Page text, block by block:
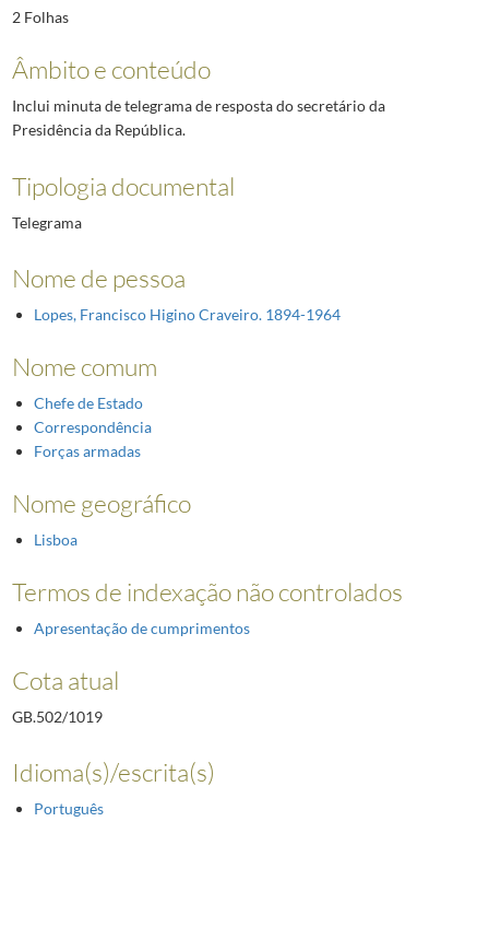
2 Folhas
Âmbito e conteúdo
Inclui minuta de telegrama de resposta do secretário da
Presidência da República.
Tipologia documental
Telegrama
Nome de pessoa
Lopes, Francisco Higino Craveiro. 1894-1964
Nome comum
Chefe de Estado
Correspondência
Forças armadas
Nome geográfico
Lisboa
Termos de indexação não controlados
Apresentação de cumprimentos
Cota atual
GB.502/1019
Idioma(s)/escrita(s)
Português